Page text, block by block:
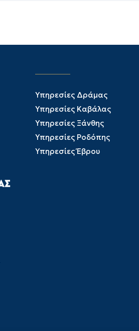
Υπηρεσίες Δράμας
Υπηρεσίες Καβάλας
Υπηρεσίες Ξάνθης
Υπηρεσίες Ροδόπης
Υπηρεσίες Έβρου